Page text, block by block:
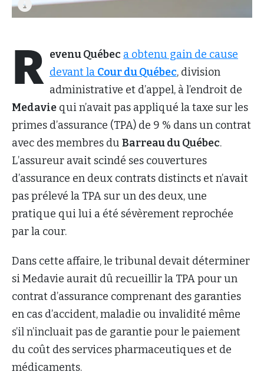
R evenu Québec a obtenu gain de cause
devant la Cour du Québec, division
administrative et d’appel, à l’endroit de
Medavie qui n’avait pas appliqué la taxe sur les
primes d’assurance (TPA) de 9 % dans un contrat
avec des membres du Barreau du Québec.
L’assureur avait scindé ses couvertures
d’assurance en deux contrats distincts et n’avait
pas prélevé la TPA sur un des deux, une
pratique qui lui a été sévèrement reprochée
par la cour.
Dans cette affaire, le tribunal devait déterminer
si Medavie aurait dû recueillir la TPA pour un
contrat d’assurance comprenant des garanties
en cas d’accident, maladie ou invalidité même
s’il n’incluait pas de garantie pour le paiement
du coût des services pharmaceutiques et de
médicaments.